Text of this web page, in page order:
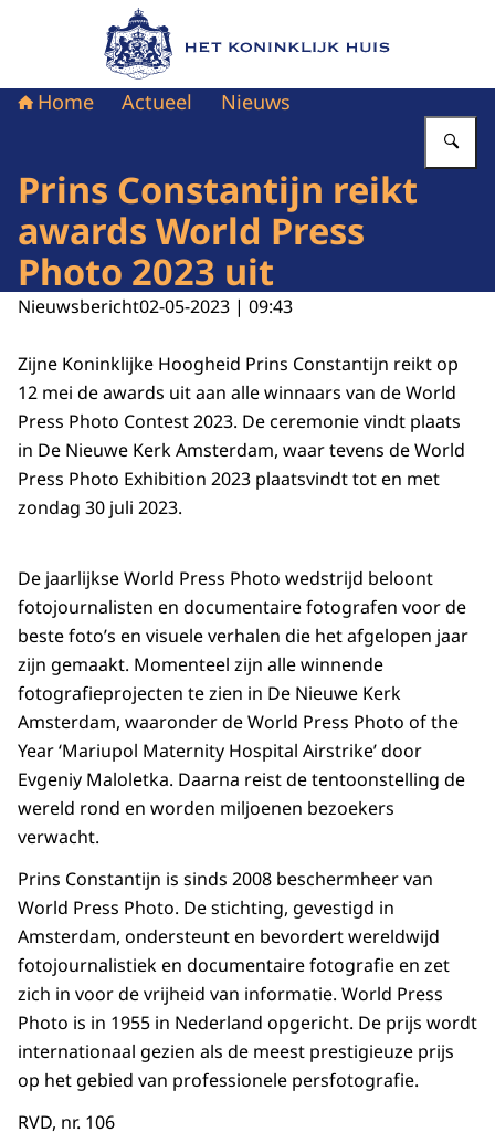
Naar de homepage van Het Koninklijk Huis
Home Actueel Nieuws
Prins Constantijn reikt
awards World Press
Photo 2023 uit
Nieuwsbericht02-05-2023 | 09:43
Zijne Koninklijke Hoogheid Prins Constantijn reikt op
12 mei de awards uit aan alle winnaars van deWorld
Press Photo Contest2023. De ceremonie vindt plaats
in De Nieuwe Kerk Amsterdam, waar tevens deWorld
Press Photo Exhibition 2023 plaatsvindt tot en met
zondag 30 juli 2023.
De jaarlijkseWorld Press Photo wedstrijd beloont
fotojournalisten en documentaire fotografen voor de
beste foto’s en visuele verhalen die het afgelopen jaar
zijn gemaakt. Momenteel zijn alle winnende
fotografieprojecten te zien in De Nieuwe Kerk
Amsterdam, waaronder deWorld Press Photo of the
Year ‘Mariupol Maternity Hospital Airstrike’door
Evgeniy Maloletka. Daarna reist de tentoonstelling de
wereld rond en worden miljoenen bezoekers
verwacht.
Prins Constantijn is sinds 2008 beschermheer van
World Press Photo. De stichting, gevestigd in
Amsterdam, ondersteunt en bevordert wereldwijd
fotojournalistiek en documentaire fotografie en zet
zich in voor de vrijheid van informatie. World Press
Photo is in 1955 in Nederland opgericht. De prijs wordt
internationaal gezien als de meest prestigieuze prijs
op het gebied van professionele persfotografie.
RVD, nr. 106